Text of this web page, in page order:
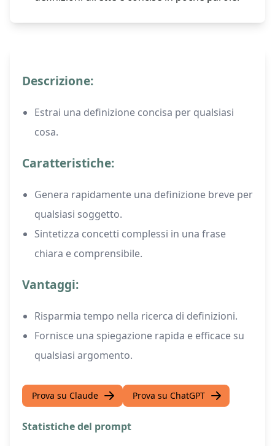
Descrizione:
Estrai una definizione concisa per qualsiasi
cosa.
Caratteristiche:
Genera rapidamente una definizione breve per
qualsiasi soggetto.
Sintetizza concetti complessi in una frase
chiara e comprensibile.
Vantaggi:
Risparmia tempo nella ricerca di definizioni.
Fornisce una spiegazione rapida e efficace su
qualsiasi argomento.
Prova su Claude Prova su ChatGPT
Statistiche del prompt